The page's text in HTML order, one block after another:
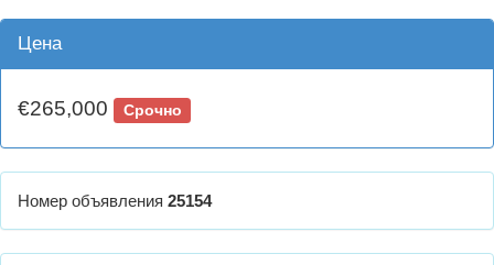
Цена
€265,000 Срочно
Номер объявления 25154